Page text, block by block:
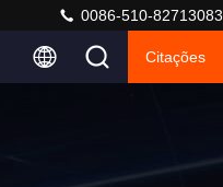
0086-510-82713083
Citações